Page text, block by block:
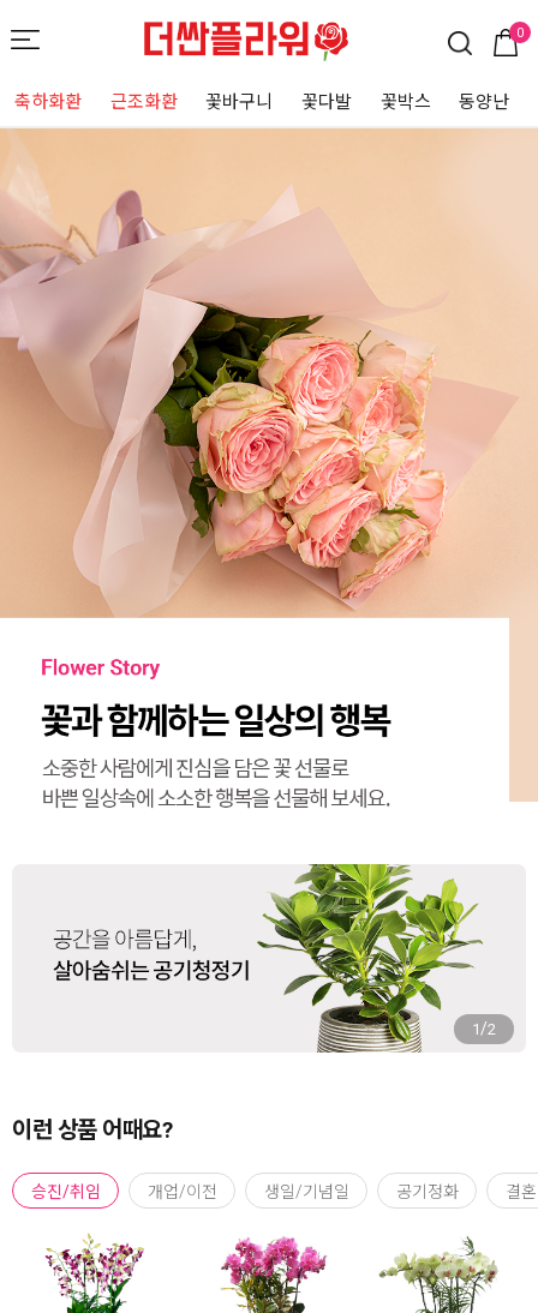
0
축하화환 근조화환 꽃바구니 꽃다발 꽃박스 동양난
2 /2
이런 상품 어때요?
승진/취임 개업/이전 생일/기념일 공기정화 결